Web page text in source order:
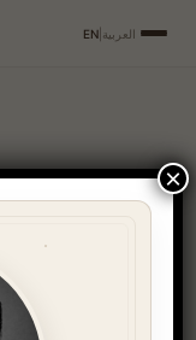
EN العربية
×